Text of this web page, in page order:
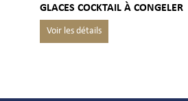
GLACES COCKTAIL À CONGELER